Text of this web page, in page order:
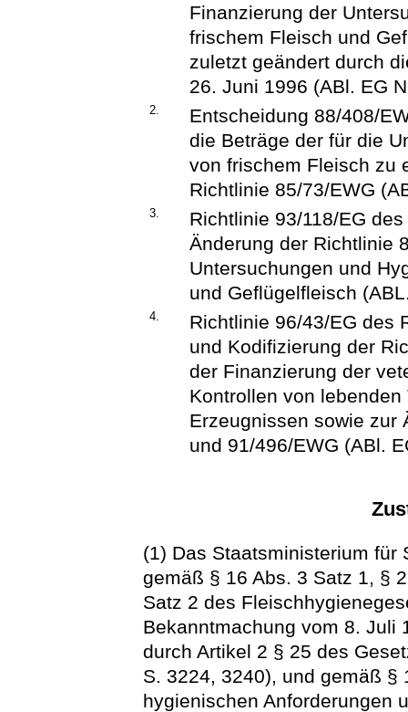
Finanzierung der
frischem Fleisch und
zuletzt geändert durch
26. Juni 1996 (ABl. EG
2.
Entscheidung 88/408/
die Beträge der für die
von frischem Fleisch zu
Richtlinie 85/73/EWG
3.
Richtlinie 93/118/EG
Änderung der Richtlinie
Untersuchungen und
und Geflügelfleisch
4.
Richtlinie 96/43/EG des
und Kodifizierung der
der Finanzierung der
Kontrollen von
Erzeugnissen sowie zur
und 91/496/EWG (ABl.
(1) Das Staatsministerium für
gemäß § 16 Abs. 3 Satz 1, §
Satz 2 des
Bekanntmachung vom 8. Juli
durch Artikel 2 § 25 des
S. 3224, 3240), und gemäß §
hygienischen Anforderungen